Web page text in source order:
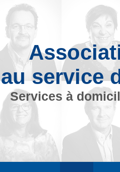
au service
Services à